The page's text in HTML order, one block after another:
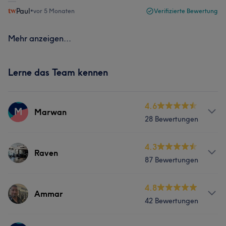
Paul•vor 5 Monaten Verifizierte Bewertung
Mehr anzeigen...
Lerne das Team kennen
M Marwan
4.6
28 Bewertungen
Services
Raven
4.3
87 Bewertungen
Services
Ammar
4.8
42 Bewertungen